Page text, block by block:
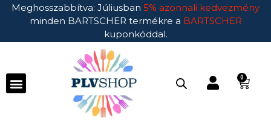
Meghosszabbítva: Júliusban 5% azonnali kedvezmény
minden BARTSCHER termékre a BARTSCHER
kuponkóddal.
0